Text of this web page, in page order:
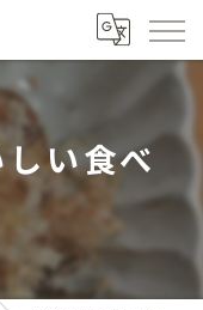
しい食べ